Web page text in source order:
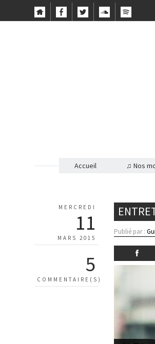
Accueil ♫ Nos
MERCREDI
11
MARS 2015
5
COMMENTAIRE(S)
Publié par :